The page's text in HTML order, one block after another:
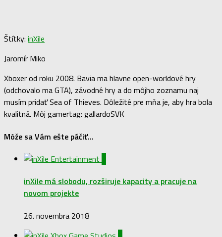
Štítky: inXile
Jaromír Miko
Xboxer od roku 2008. Bavia ma hlavne open-worldové hry
(odchovalo ma GTA), závodné hry a do môjho zoznamu naj
musím pridať Sea of Thieves. Dôležité pre mňa je, aby hra bola
kvalitná. Môj gamertag: gallardoSVK
Môže sa Vám ešte páčiť...
inXile má slobodu, rozširuje kapacity a pracuje na
novom projekte
26. novembra 2018